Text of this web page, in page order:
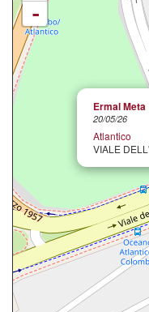
Ermal Meta
20/05/26
Atlantico
VIALE
-